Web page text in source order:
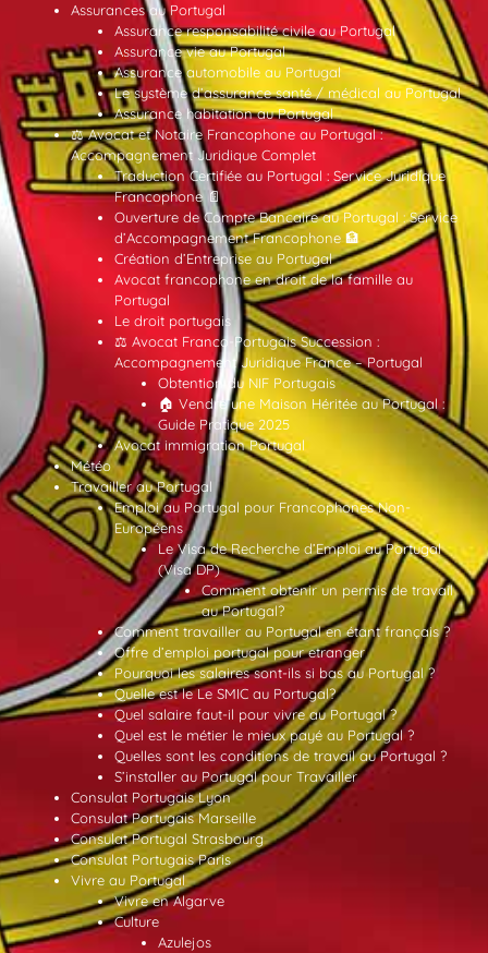
Assurances au Portugal
Assurance responsabilité civile au Portugal
Assurance vie au Portugal
Assurance automobile au Portugal
Le système d’assurance santé / médical au Portugal
Assurance habitation au Portugal
⚖️ Avocat et Notaire Francophone au Portugal :
Accompagnement Juridique Complet
Traduction Certifiée au Portugal : Service Juridique
Francophone 📄
Ouverture de Compte Bancaire au Portugal : Service
d’Accompagnement Francophone 🏦
Création d’Entreprise au Portugal
Avocat francophone en droit de la famille au
Portugal
Le droit portugais
⚖️ Avocat Franco-Portugais Succession :
Accompagnement Juridique France – Portugal
Obtention du NIF Portugais
🏠 Vendre une Maison Héritée au Portugal :
Guide Pratique 2025
Avocat immigration Portugal
Météo
Travailler au Portugal
Emploi au Portugal pour Francophones Non-
Européens
Le Visa de Recherche d’Emploi au Portugal
(Visa DP)
Comment obtenir un permis de travail
au Portugal?
Comment travailler au Portugal en étant français ?
Offre d’emploi portugal pour etranger
Pourquoi les salaires sont-ils si bas au Portugal ?
Quelle est le Le SMIC au Portugal?
Quel salaire faut-il pour vivre au Portugal ?
Quel est le métier le mieux payé au Portugal ?
Quelles sont les conditions de travail au Portugal ?
S’installer au Portugal pour Travailler
Consulat Portugais Lyon
Consulat Portugais Marseille
Consulat Portugal Strasbourg
Consulat Portugais Paris
Vivre au Portugal
Vivre en Algarve
Culture
Azulejos